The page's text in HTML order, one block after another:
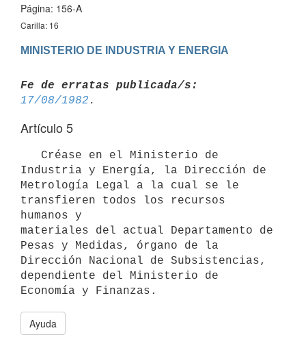
Página: 156-A
Carilla: 16
MINISTERIO DE INDUSTRIA Y ENERGIA
Fe de erratas publicada/s:
17/08/1982
Artículo 5
Industria y Energía, la Dirección de
Metrología Legal a la cual se le
transfieren todos los recursos
humanos y
materiales del actual Departamento de
Pesas y Medidas, órgano de la
Dirección Nacional de Subsistencias,
dependiente del Ministerio de
Economía y Finanzas.
Ayuda